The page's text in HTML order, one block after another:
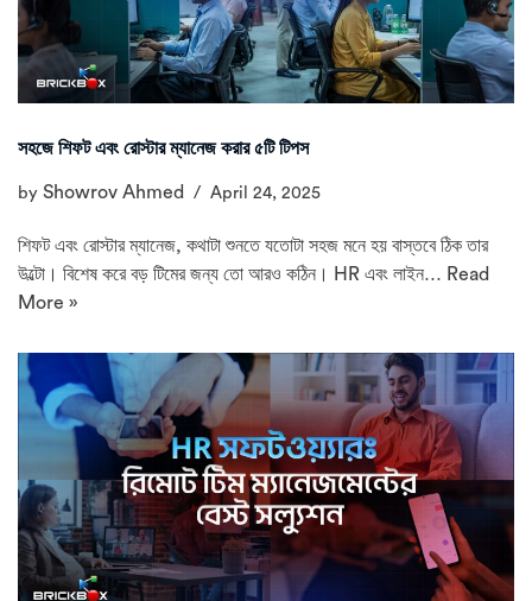
সহজে শিফট এবং রোস্টার ম্যানেজ করার ৫টি টিপস
by Showrov Ahmed April 24, 2025
শিফট এবং রোস্টার ম্যানেজ, কথাটা শুনতে যতোটা সহজ মনে হয় বাস্তবে ঠিক তার
উল্টো। বিশেষ করে বড় টিমের জন্য তো আরও কঠিন। HR এবং লাইন… Read
More »